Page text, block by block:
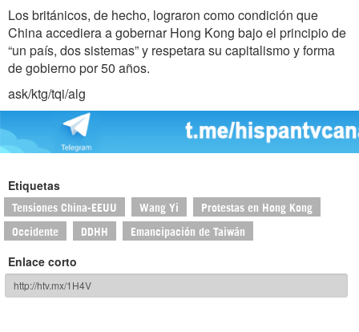
Los británicos, de hecho, lograron como condición que
China accediera a gobernar Hong Kong bajo el principio de
“un país, dos sistemas” y respetara su capitalismo y forma
de gobierno por 50 años.
ask/ktg/tqi/alg
Etiquetas
Tensiones China-EEUU Wang Yi Protestas en Hong Kong
Occidente DDHH Emancipación de Taiwán
Enlace corto